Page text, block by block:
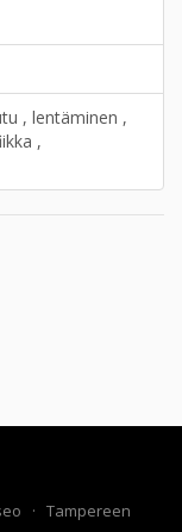
, lentäminen ,
,
· Tampereen